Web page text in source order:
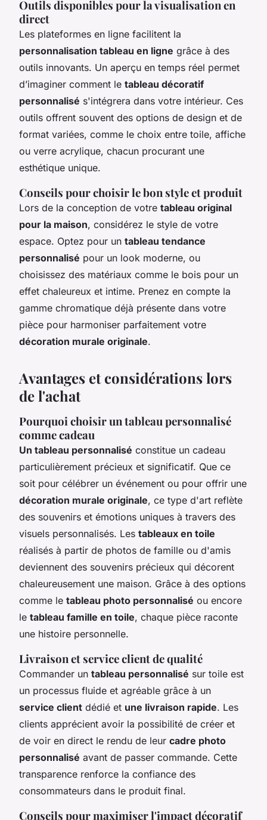
Outils disponibles pour la visualisation en
direct
Les plateformes en ligne facilitent la
personnalisation tableau en ligne grâce à des
outils innovants. Un aperçu en temps réel permet
d’imaginer comment le tableau décoratif
personnalisé s'intégrera dans votre intérieur. Ces
outils offrent souvent des options de design et de
format variées, comme le choix entre toile, affiche
ou verre acrylique, chacun procurant une
esthétique unique.
Conseils pour choisir le bon style et produit
Lors de la conception de votre tableau original
pour la maison, considérez le style de votre
espace. Optez pour un tableau tendance
personnalisé pour un look moderne, ou
choisissez des matériaux comme le bois pour un
effet chaleureux et intime. Prenez en compte la
gamme chromatique déjà présente dans votre
pièce pour harmoniser parfaitement votre
décoration murale originale.
Avantages et considérations lors
de l'achat
Pourquoi choisir un tableau personnalisé
comme cadeau
Un tableau personnalisé constitue un cadeau
particulièrement précieux et significatif. Que ce
soit pour célébrer un événement ou pour offrir une
décoration murale originale, ce type d'art reflète
des souvenirs et émotions uniques à travers des
visuels personnalisés. Les tableaux en toile
réalisés à partir de photos de famille ou d'amis
deviennent des souvenirs précieux qui décorent
chaleureusement une maison. Grâce à des options
comme le tableau photo personnalisé ou encore
le tableau famille en toile, chaque pièce raconte
une histoire personnelle.
Livraison et service client de qualité
Commander un tableau personnalisé sur toile est
un processus fluide et agréable grâce à un
service client dédié et une livraison rapide. Les
clients apprécient avoir la possibilité de créer et
de voir en direct le rendu de leur cadre photo
personnalisé avant de passer commande. Cette
transparence renforce la confiance des
consommateurs dans le produit final.
Conseils pour maximiser l'impact décoratif